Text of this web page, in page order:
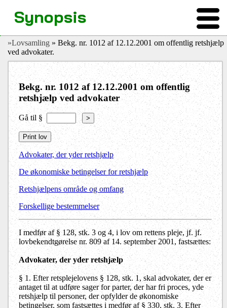
»Lovsamling » Bekg. nr. 1012 af 12.12.2001 om offentlig retshjælp
ved advokater.
Bekg. nr. 1012 af 12.12.2001 om offentlig
retshjælp ved advokater
Gå til § >
Advokater, der yder retshjælp
De økonomiske betingelser for retshjælp
Retshjælpens område og omfang
Forskellige bestemmelser
I medfør af § 128, stk. 3 og 4, i lov om rettens pleje, jf. jf.
lovbekendtgørelse nr. 809 af 14. september 2001, fastsættes:
Advokater, der yder retshjælp
§ 1. Efter retsplejelovens § 128, stk. 1, skal advokater, der er
antaget til at udføre sager for parter, der har fri proces, yde
retshjælp til personer, der opfylder de økonomiske
betingelser, som fastsættes i medfør af § 330, stk. 3. Efter
Synopsis